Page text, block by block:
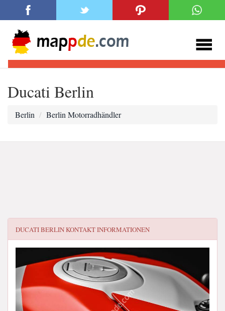
Ducati Berlin
Berlin Berlin Motorradhändler
DUCATI BERLINKONTAKT INFORMATIONEN